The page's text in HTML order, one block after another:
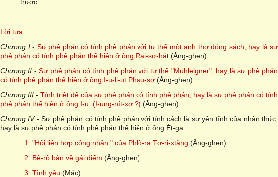
trước.
Lời tựa
Chương I- Sự phê phán có tính phê phán với tư thế một anh thợ đóng sách, hay là sự
phê phán có tính phê phán thể hiện ở ông Rai-sơ-hát (Ăng-ghen)
Chương II - Sự phê phán có tính phê phán với tư thế "Mühleigner", hay là sự phê phán
có tính phê phán thể hiện ở ông I-u-li-ut Phau-sơ (Ăng-ghen)
Chương III - Tính triệt để của sự phê phán có tính phê phán, hay là sự phê phán có tính
phê phán thể hiện ở ông I-u. (I-ung-nít-xơ ?) (Ăng-ghen)
Chương IV- Sự phê phán có tính phê phán với tính cách là sự yên tĩnh của nhận thức,
hay là sự phê phán có tính phê phán thể hiện ở ông Ét-ga
1. "Hội liên hợp công nhân " của Phlô-ra Tơ-ri-xtăng (Ăng-ghen)
2. Bê-rô bàn về gái điếm (Ăng-ghen)
3. Tình yêu (Mác)